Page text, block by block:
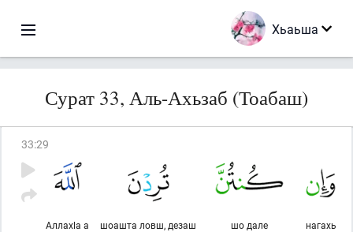
Хьаьша
Сурат 33, Аль-Ахьзаб (Тоабаш)
33:29
нагахь
шо дале
шоашта ловш, дезаш
Аллахlа а